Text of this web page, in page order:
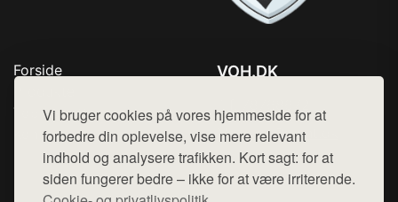
Vi bruger cookies på vores hjemmeside for at
forbedre din oplevelse, vise mere relevant
indhold og analysere trafikken. Kort sagt: for at
siden fungerer bedre – ikke for at være irriterende.
Forside
Top Rabatter
Kontakt
VOH.DK
Mail: hej@want.dk
Cookie- og privatlivspolitik